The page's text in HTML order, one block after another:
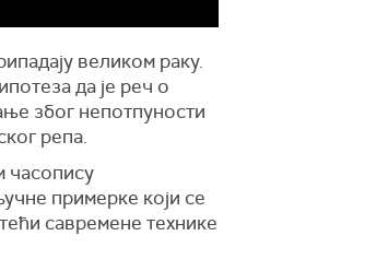
великом раку.
да је реч о
због непотпуности
репа.
часопису
примерке који се
савремене технике